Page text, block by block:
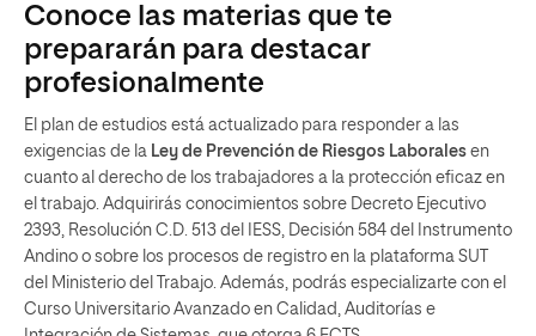
Conoce las materias que te
prepararán para destacar
profesionalmente
El plan de estudios está actualizado para responder a las
exigencias de la Ley de Prevención de Riesgos Laborales en
cuanto al derecho de los trabajadores a la protección eficaz en
el trabajo. Adquirirás conocimientos sobre Decreto Ejecutivo
2393, Resolución C.D. 513 del IESS, Decisión 584 del Instrumento
Andino o sobre los procesos de registro en la plataforma SUT
del Ministerio del Trabajo. Además, podrás especializarte con el
Curso Universitario Avanzado en Calidad, Auditorías e